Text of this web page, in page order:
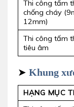
Thi công tấm
chống cháy
12mm)
Thi công tấm
tiêu âm
➤ Khung
HẠNG MỤC